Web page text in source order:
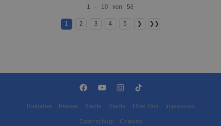
1 - 10 von 58
1 2 3 4 5 ❯ ❯❯
Ratgeber Presse Städte Städte Über Uns Impressum
Datenschutz Cookies